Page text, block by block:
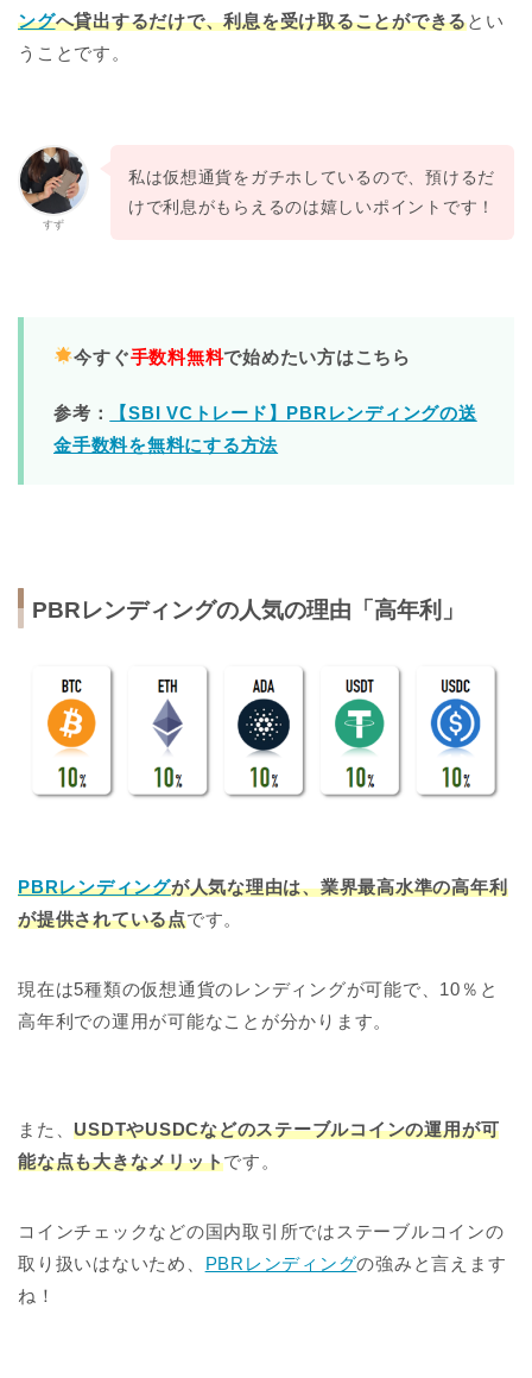
ングへ貸出するだけで、利息を受け取ることができるとい
うことです。
すず
私は仮想通貨をガチホしているので、預けるだ
けで利息がもらえるのは嬉しいポイントです！
今すぐ手数料無料で始めたい方はこちら
参考：
【SBI VCトレード】PBRレンディングの送
金手数料を無料にする方法
PBRレンディングの人気の理由「高年利」
PBRレンディングが人気な理由は、業界最高水準の高年利
が提供されている点です。
現在は5種類の仮想通貨のレンディングが可能で、10％と
高年利での運用が可能なことが分かります。
また、USDTやUSDCなどのステーブルコインの運用が可
能な点も大きなメリットです。
コインチェックなどの国内取引所ではステーブルコインの
取り扱いはないため、 PBRレンディングの強みと言えます
ね！